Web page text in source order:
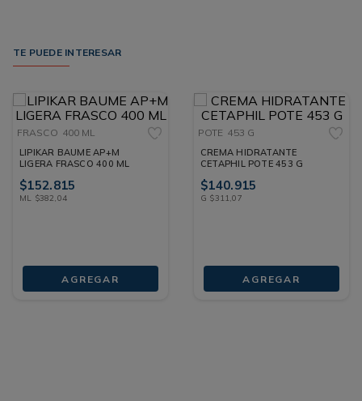
TE PUEDE INTERESAR
FRASCO 400 ML
LIPIKAR BAUME AP+M
LIGERA FRASCO 400 ML
$152.815
ML $382,04
AGREGAR
POTE 453 G
CREMA HIDRATANTE
CETAPHIL POTE 453 G
$140.915
G $311,07
AGREGAR